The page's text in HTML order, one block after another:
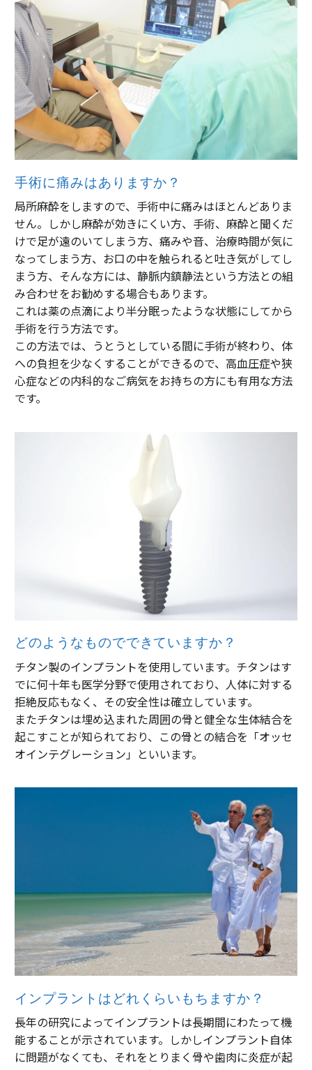
手術に痛みはありますか？
局所麻酔をしますので、手術中に痛みはほとんどありま
せん。しかし麻酔が効きにくい方、手術、麻酔と聞くだ
けで足が遠のいてしまう方、痛みや音、治療時間が気に
なってしまう方、お口の中を触られると吐き気がしてし
まう方、そんな方には、静脈内鎮静法という方法との組
み合わせをお勧めする場合もあります。
これは薬の点滴により半分眠ったような状態にしてから
手術を行う方法です。
この方法では、うとうとしている間に手術が終わり、体
への負担を少なくすることができるので、高血圧症や狭
心症などの内科的なご病気をお持ちの方にも有用な方法
です。
どのようなものでできていますか？
チタン製のインプラントを使用しています。チタンはす
でに何十年も医学分野で使用されており、人体に対する
拒絶反応もなく、その安全性は確立しています。
またチタンは埋め込まれた周囲の骨と健全な生体結合を
起こすことが知られており、この骨との結合を「オッセ
オインテグレーション」といいます。
インプラントはどれくらいもちますか？
長年の研究によってインプラントは長期間にわたって機
能することが示されています。しかしインプラント自体
に問題がなくても、それをとりまく骨や歯肉に炎症が起